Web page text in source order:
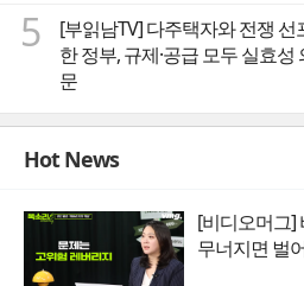
5
[부읽남TV] 다주택자와 전쟁 선
한 정부, 규제·공급 모두 실효성
문
Hot News
[비디오머그]
무너지면 벌